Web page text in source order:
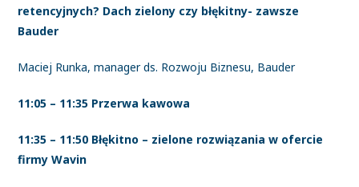
retencyjnych? Dach zielony czy błękitny- zawsze
Bauder
Maciej Runka, manager ds. Rozwoju Biznesu, Bauder
11:05 – 11:35 Przerwa kawowa
11:35 – 11:50 Błękitno – zielone rozwiązania w ofercie
firmy Wavin